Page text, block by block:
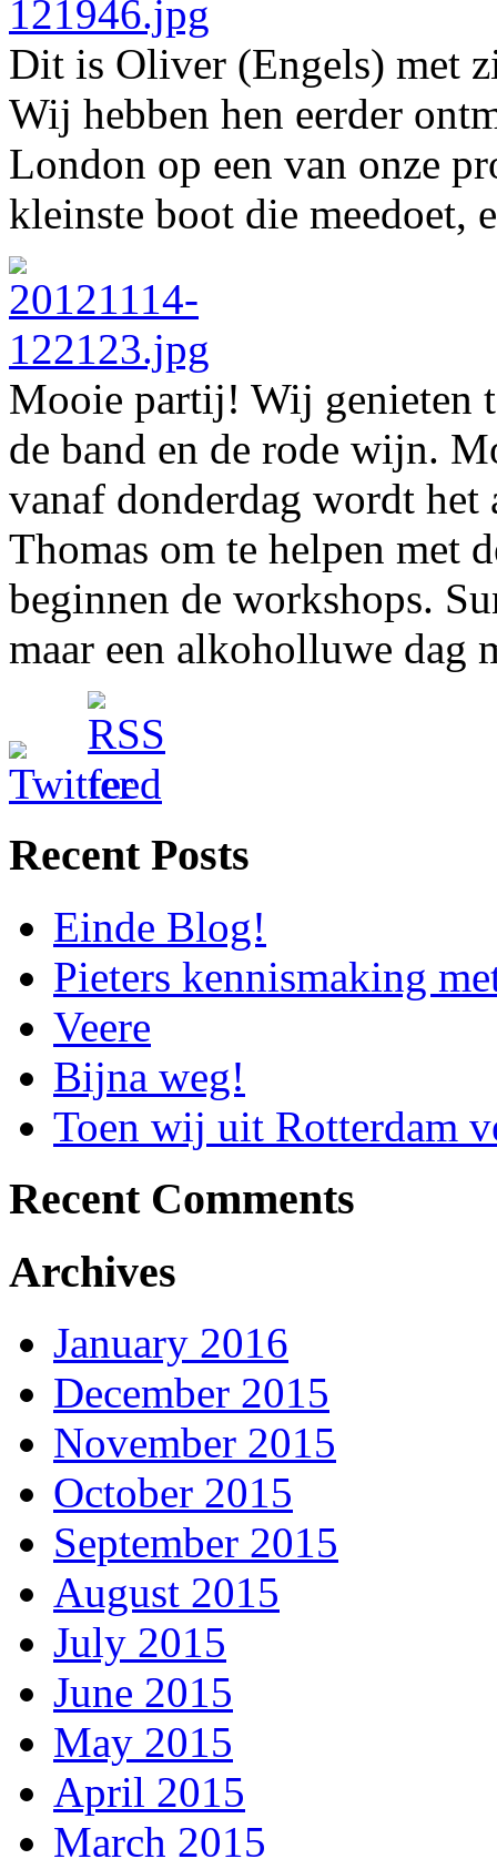
Dit is Oliver (Engels) met
Wij hebben hen eerder
London op een van onze
kleinste boot die meedoet,
Mooie partij! Wij genieten
de band en de rode wijn.
vanaf donderdag wordt het
Thomas om te helpen met
beginnen de workshops.
maar een alkoholluwe dag
Recent Posts
Einde Blog!
Pieters kennismaking
Veere
Bijna weg!
Toen wij uit
Recent Comments
Archives
January 2016
December 2015
November 2015
October 2015
September 2015
August 2015
July 2015
June 2015
May 2015
April 2015
March 2015